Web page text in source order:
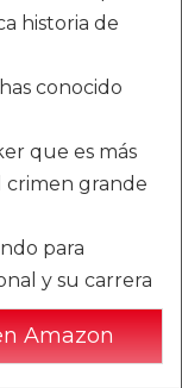
historia de
conocido
que es más
crimen grande
para
y su carrera
Amazon